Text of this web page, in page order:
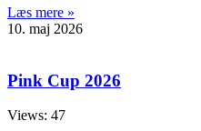
Læs mere »
10. maj 2026
Pink Cup 2026
Views: 47